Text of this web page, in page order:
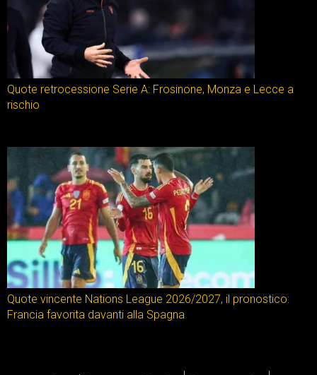
Quote retrocessione Serie A: Frosinone, Monza e Lecce a
rischio
Quote vincente Nations League 2026/2027, il pronostico:
Francia favorita davanti alla Spagna